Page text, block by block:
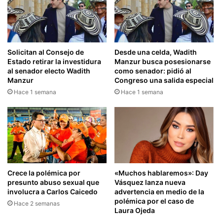
Solicitan al Consejo de
Estado retirar la investidura
al senador electo Wadith
Manzur
Hace 1 semana
Desde una celda, Wadith
Manzur busca posesionarse
como senador: pidió al
Congreso una salida especial
Hace 1 semana
Crece la polémica por
presunto abuso sexual que
involucra a Carlos Caicedo
Hace 2 semanas
«Muchos hablaremos»: Day
Vásquez lanza nueva
advertencia en medio de la
polémica por el caso de
Laura Ojeda